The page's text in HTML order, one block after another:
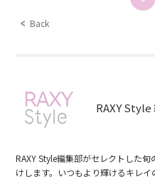
Back
RAXY Style
RAXY Style編集部がセレクトした
けします。いつもより輝けるキレ